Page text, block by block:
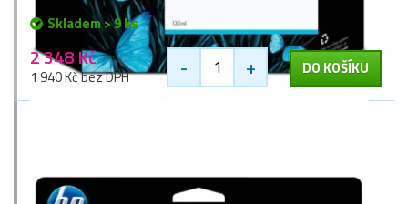
Skladem > 9 ks
2 348 Kč
1 940 Kč bez DPH - + DO KOŠÍKU